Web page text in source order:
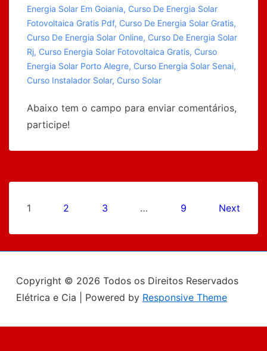
Energia Solar Em Goiania, Curso De Energia Solar
Fotovoltaica Gratis Pdf, Curso De Energia Solar Gratis,
Curso De Energia Solar Online, Curso De Energia Solar
Rj, Curso Energia Solar Fotovoltaica Gratis, Curso
Energia Solar Porto Alegre, Curso Energia Solar Senai,
Curso Instalador Solar, Curso Solar
Abaixo tem o campo para enviar comentários,
participe!
Paginação
de
posts
1 2 3 … 9 Next
Copyright © 2026 Todos os Direitos Reservados
Elétrica e Cia
| Powered by Responsive Theme